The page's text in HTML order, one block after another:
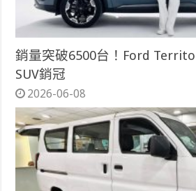
銷量突破6500台！Ford
SUV銷冠
2026-06-08